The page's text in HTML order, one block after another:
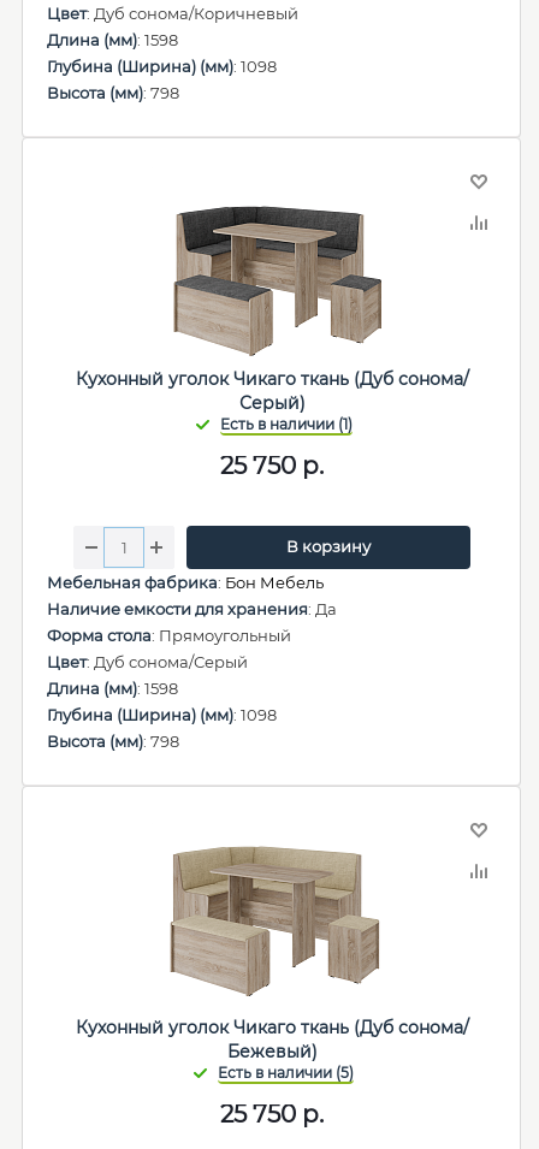
Цвет: Дуб сонома/Коричневый
Длина (мм): 1598
Глубина (Ширина) (мм): 1098
Высота (мм): 798
Кухонный уголок Чикаго ткань (Дуб сонома/
Серый)
25 750 р.
В корзину
Мебельная фабрика: Бон Мебель
Наличие емкости для хранения: Да
Форма стола: Прямоугольный
Цвет: Дуб сонома/Серый
Длина (мм): 1598
Глубина (Ширина) (мм): 1098
Высота (мм): 798
Кухонный уголок Чикаго ткань (Дуб сонома/
Бежевый)
25 750 р.